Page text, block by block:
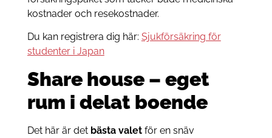
kostnader och resekostnader.
Du kan registrera dig här: Sjukförsäkring för
studenter i Japan
Share house – eget
rum i delat boende
Det här är det bästa valetför en snäv